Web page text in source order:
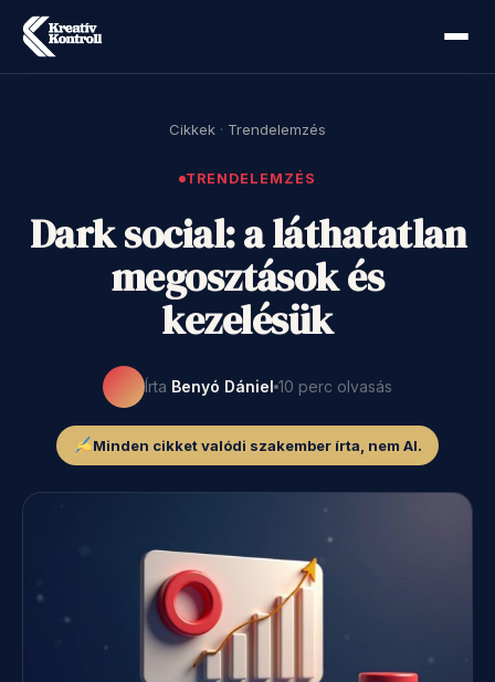
Cikkek · Trendelemzés
TRENDELEMZÉS
Dark social: a láthatatlan
megosztások és
kezelésük
Írta Benyó Dániel 10 perc olvasás
Minden cikket valódi szakember írta, nem AI.